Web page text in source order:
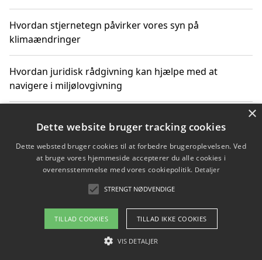
Hvordan stjernetegn påvirker vores syn på
klimaændringer
Hvordan juridisk rådgivning kan hjælpe med at
navigere i miljølovgivning
Hvordan spil og underholdning online kan inspirere til
bæredygtige valg
Køb produkter i danske webshops for at spare på
transport og nedbringe CO2-udledning
Copyright 2026 - Pilanto Aps
Om / kontakt
×
Dette website bruger tracking cookies
Dette websted bruger cookies til at forbedre brugeroplevelsen. Ved
at bruge vores hjemmeside accepterer du alle cookies i
overensstemmelse med vores cookiepolitik. Detaljer
STRENGT NØDVENDIGE
TILLAD COOKIES TILLAD IKKE COOKIES
VIS DETALJER